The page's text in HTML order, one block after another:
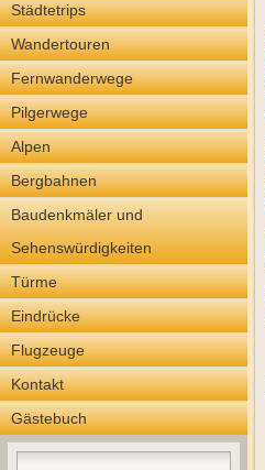
Städtetrips
Wandertouren
Fernwanderwege
Pilgerwege
Alpen
Bergbahnen
Baudenkmäler und
Sehenswürdigkeiten
Türme
Eindrücke
Flugzeuge
Kontakt
Gästebuch